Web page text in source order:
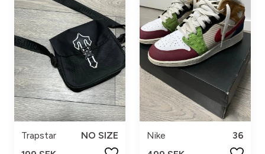
Trapstar
NO SIZE
Nike
36